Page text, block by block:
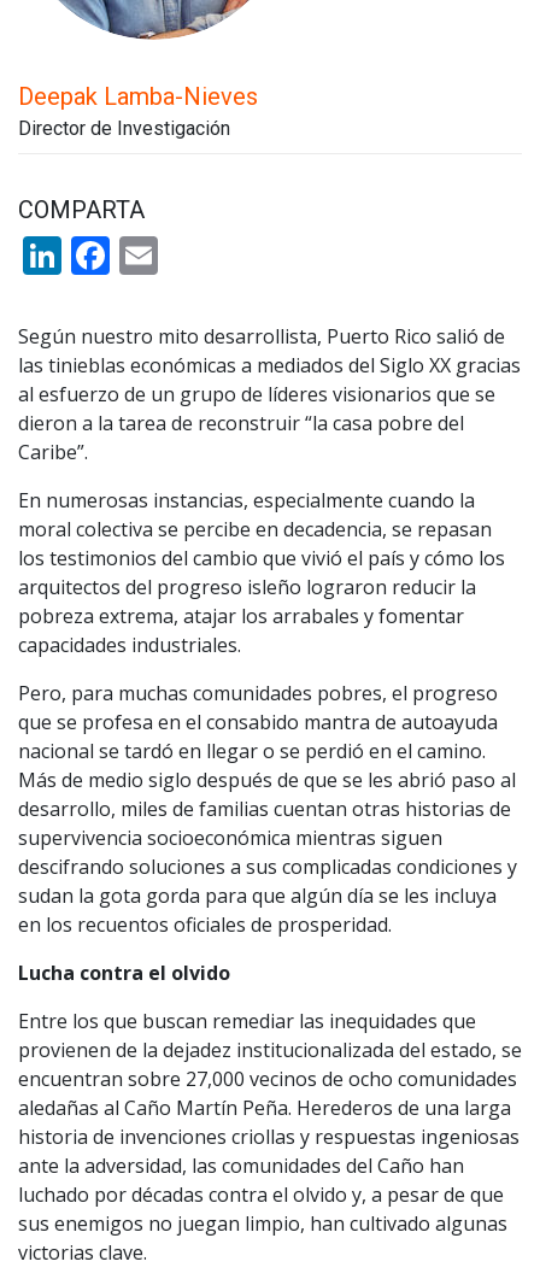
Deepak Lamba-Nieves
Director de Investigación
COMPARTA
LinkedIn
Facebook
Según nuestro mito desarrollista, Puerto Rico salió de
las tinieblas económicas a mediados del Siglo XX gracias
al esfuerzo de un grupo de líderes visionarios que se
dieron a la tarea de reconstruir “la casa pobre del
Caribe”.
En numerosas instancias, especialmente cuando la
moral colectiva se percibe en decadencia, se repasan
los testimonios del cambio que vivió el país y cómo los
arquitectos del progreso isleño lograron reducir la
pobreza extrema, atajar los arrabales y fomentar
capacidades industriales.
Pero, para muchas comunidades pobres, el progreso
que se profesa en el consabido mantra de autoayuda
nacional se tardó en llegar o se perdió en el camino.
Más de medio siglo después de que se les abrió paso al
desarrollo, miles de familias cuentan otras historias de
supervivencia socioeconómica mientras siguen
descifrando soluciones a sus complicadas condiciones y
sudan la gota gorda para que algún día se les incluya
en los recuentos oficiales de prosperidad.
Lucha contra el olvido
Entre los que buscan remediar las inequidades que
provienen de la dejadez institucionalizada del estado, se
encuentran sobre 27,000 vecinos de ocho comunidades
aledañas al Caño Martín Peña. Herederos de una larga
historia de invenciones criollas y respuestas ingeniosas
ante la adversidad, las comunidades del Caño han
luchado por décadas contra el olvido y, a pesar de que
sus enemigos no juegan limpio, han cultivado algunas
victorias clave.